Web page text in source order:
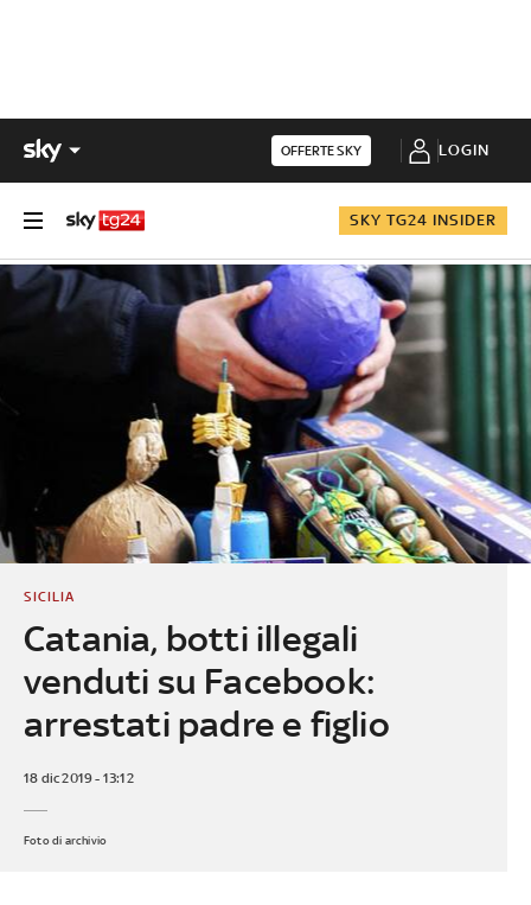
OFFERTE SKY LOGIN
SKY TG24 INSIDER
Catania, botti illegali
venduti su Facebook:
arrestati padre e figlio
SICILIA
18 dic 2019 - 13:12
Foto di archivio